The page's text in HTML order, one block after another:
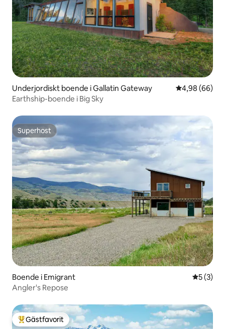
Underjordiskt boende i Gallatin Gateway 4,98 av 5 i
4,98 (66)
Earthship-boende i Big Sky
Superhost
Superhost
Boende i Emigrant 5 av 5 i
5 (3)
Angler's Repose
Populär gästfavorit
Gästfavorit